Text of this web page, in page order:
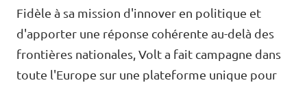
Volt dans d'autres pays
🇩🇪 Volt Deutschland
À propos de Volt
Personnes
Fidèle à sa mission d'innover en politique et
d'apporter une réponse cohérente au-delà des
frontières nationales, Volt a fait campagne dans
toute l'Europe sur une plateforme unique pour